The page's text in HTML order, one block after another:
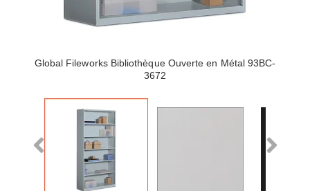
Global Fileworks Bibliothèque Ouverte en Métal 93BC-
3672